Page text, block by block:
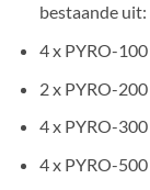
bestaande uit:
4 x PYRO-
2 x PYRO-
4 x PYRO-
4 x PYRO-